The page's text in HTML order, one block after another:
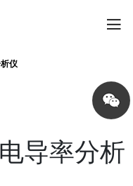
仪
Share
on
wechat
导率分析